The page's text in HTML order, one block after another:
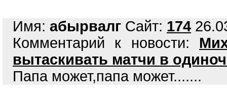
Имя: абырвалг Сайт: 174
Комментарий к новости:
вытаскивать матчи в
Папа может,папа может.......